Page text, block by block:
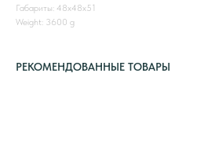
Габариты: 48х48х51
Weight: 3600 g
РЕКОМЕНДОВАННЫЕ ТОВАРЫ